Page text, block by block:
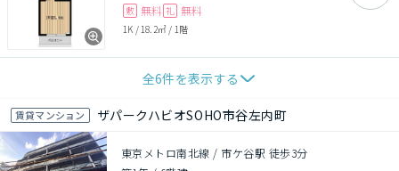
敷 無料 礼 無料
1K / 18.2㎡ / 1階
全6件を表示する
賃貸マンション ザパークハビオSOHO市谷左内町
東京メトロ南北線 / 市ケ谷駅 徒歩3分